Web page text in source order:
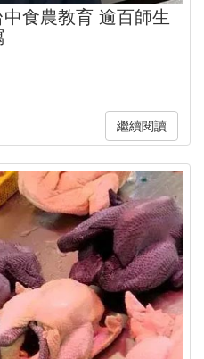
食農教育 逾百師生
繼續閱讀